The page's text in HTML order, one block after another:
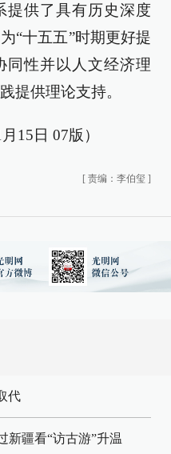
提供了具有历史深度
“十五五”时期更好提
同性并以人文经济理
提供理论支持。
15日 07版）
[ 责编：李伯玺 ]
代
新疆看“访古游”升温